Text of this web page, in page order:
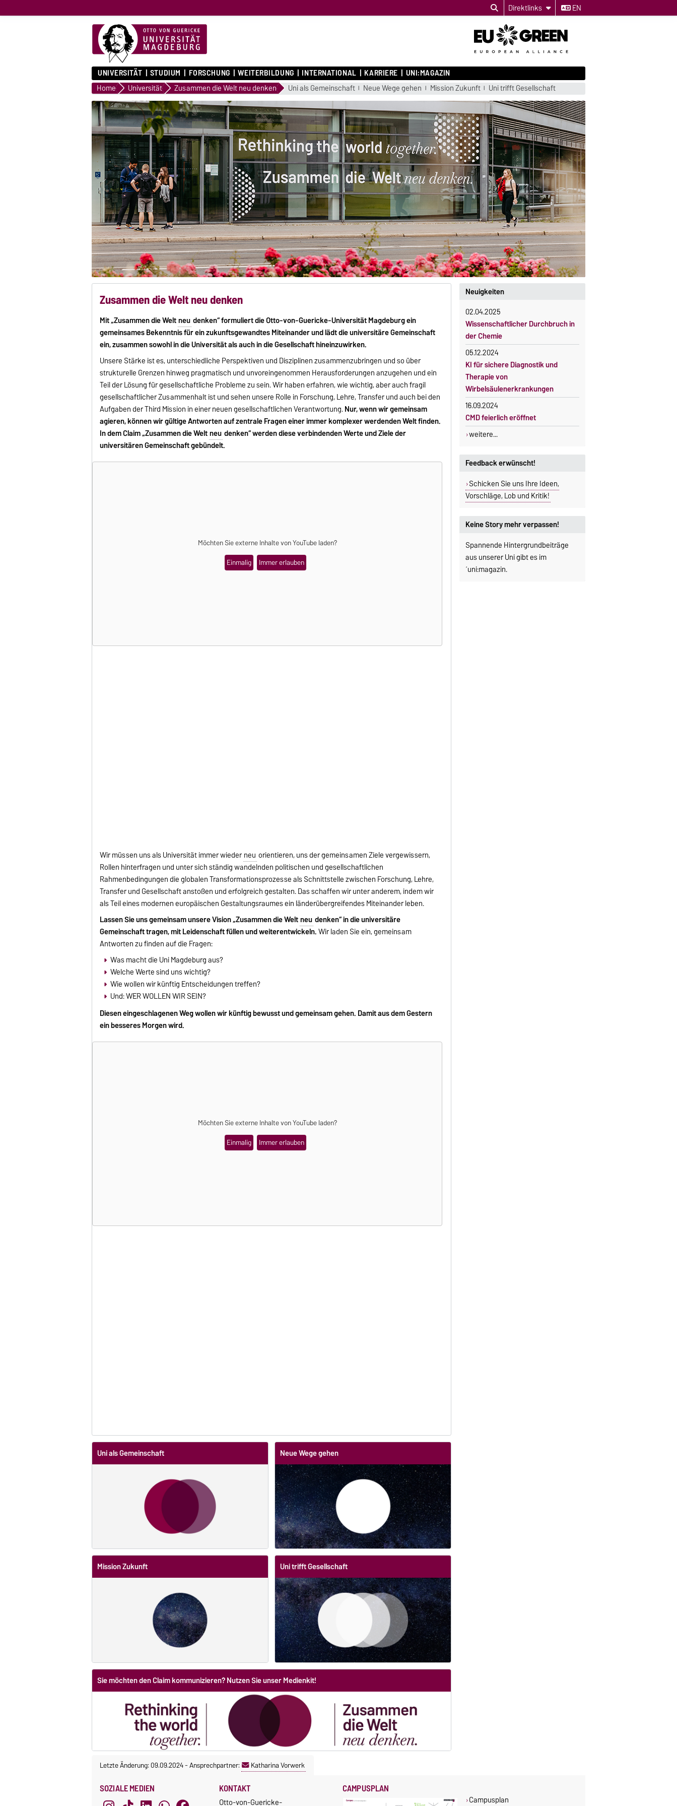
Direktlinks EN
UNIVERSITÄT STUDIUM FORSCHUNG WEITERBILDUNG INTERNATIONAL KARRIERE UNI:MAGAZIN
Home Universität Zusammen die Welt neu denken Uni als Gemeinschaft Neue Wege gehen Mission Zukunft Uni trifft Gesellschaft
Zusammen die Welt neu denken
Mit „Zusammen die Weltneu denken“ formuliert die Otto-von-Guericke-Universität Magdeburg ein
gemeinsames Bekenntnis für ein zukunftsgewandtes Miteinander und lädt die universitäre Gemeinschaft
ein, zusammen sowohl in die Universität als auch in die Gesellschaft hineinzuwirken.
Unsere Stärke ist es, unterschiedliche Perspektiven und Disziplinen zusammenzubringen und so über
strukturelle Grenzen hinweg pragmatisch und unvoreingenommen Herausforderungen anzugehen und ein
Teil der Lösung für gesellschaftliche Probleme zu sein. Wir haben erfahren, wie wichtig, aber auch fragil
gesellschaftlicher Zusammenhalt ist und sehen unsere Rolle in Forschung, Lehre, Transfer und auch bei den
Aufgaben der Third Mission in einer neuen gesellschaftlichen Verantwortung.Nur, wenn wir gemeinsam
agieren, können wir gültige Antworten auf zentrale Fragen einer immer komplexer werdenden Welt finden.
In dem Claim „Zusammen die Weltneu denken“ werden diese verbindenden Werte und Ziele der
universitären Gemeinschaft gebündelt.
Möchten Sie externe Inhalte vonYouTubeladen?
Einmalig
Immer erlauben
Wir müssen uns als Universität immer wieder neu orientieren, uns der gemeinsamen Ziele vergewissern,
Rollen hinterfragen und unter sich ständig wandelnden politischen und gesellschaftlichen
Rahmenbedingungen die globalen Transformationsprozesse als Schnittstelle zwischen Forschung, Lehre,
Transfer und Gesellschaft anstoßen und erfolgreich gestalten. Das schaffen wir unter anderem, indem wir
als Teil eines modernen europäischen Gestaltungsraumes ein länderübergreifendes Miteinander leben.
Lassen Sie uns gemeinsam unsere Vision „Zusammen die Weltneu denken“ in die universitäre
Gemeinschaft tragen, mit Leidenschaft füllen und weiterentwickeln.Wir laden Sie ein, gemeinsam
Antworten zu finden auf die Fragen:
Was macht die Uni Magdeburg aus?
Welche Werte sind uns wichtig?
Wie wollen wir künftig Entscheidungen treffen?
Und: WER WOLLEN WIR SEIN?
Diesen eingeschlagenen Weg wollen wir künftig bewusst und gemeinsam gehen. Damit aus dem Gestern
ein besseres Morgen wird.
Möchten Sie externe Inhalte vonYouTubeladen?
Einmalig
Immer erlauben
Uni als Gemeinschaft Neue Wege gehen
Mission Zukunft Uni trifft Gesellschaft
Sie möchten den Claim kommunizieren? Nutzen Sie unser Medienkit!
Neuigkeiten
02.04.2025
Wissenschaftlicher Durchbruch in
der Chemie
05.12.2024
KI für sichere Diagnostik und
Therapie von
Wirbelsäulenerkrankungen
16.09.2024
CMD feierlich eröffnet
weitere...
Keine Story mehr verpassen!
Spannende Hintergrundbeiträge
aus unserer Uni gibt es im
´uni:magazin.
Feedback erwünscht!
Schicken Sie uns Ihre Ideen,
Vorschläge, Lob und Kritik!
Letzte Änderung: 09.09.2024-Ansprechpartner: Katharina Vorwerk
SOZIALE MEDIEN KONTAKT
Otto-von-Guericke-
CAMPUSPLAN
Campusplan